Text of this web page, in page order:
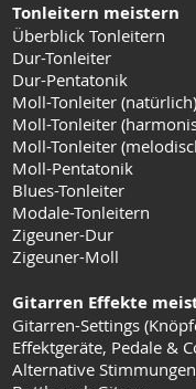
Tonleitern meistern
Überblick Tonleitern
Dur-Tonleiter
Dur-Pentatonik
Moll-Tonleiter (natürlich)
Moll-Tonleiter
Moll-Tonleiter
Moll-Pentatonik
Blues-Tonleiter
Modale-Tonleitern
Zigeuner-Dur
Zigeuner-Moll
Gitarren Effekte
Gitarren-Settings
Effektgeräte, Pedale &
Alternative Stimmungen